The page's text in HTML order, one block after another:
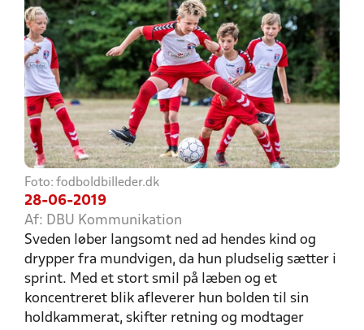
Foto: fodboldbilleder.dk
28-06-2019
Af: DBU Kommunikation
Sveden løber langsomt ned ad hendes kind og
drypper fra mundvigen, da hun pludselig sætter i
sprint. Med et stort smil på læben og et
koncentreret blik afleverer hun bolden til sin
holdkammerat, skifter retning og modtager